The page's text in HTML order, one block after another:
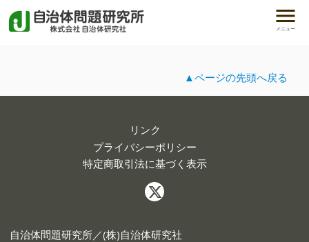
メニュー
▲ページの先頭へ戻る
リンク
プライバシーポリシー
特定商取引法に基づく表示
自治体問題研究所／(株)自治体研究社